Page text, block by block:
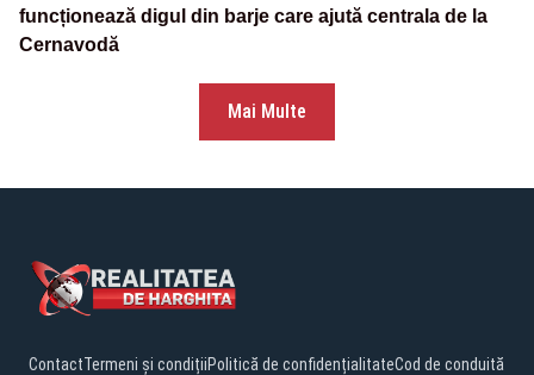
funcționează digul din barje care ajută centrala de la
Cernavodă
Mai Multe
ContactTermeni și condițiiPolitică de confidențialitateCod de conduită